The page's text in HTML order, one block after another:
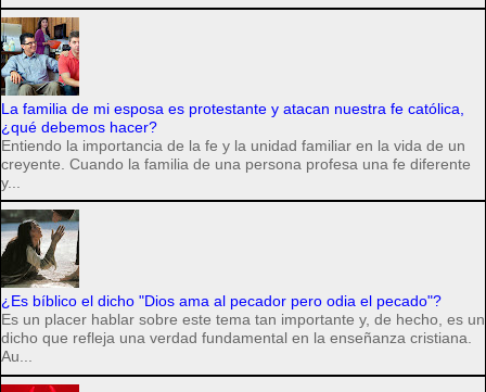
La familia de mi esposa es protestante y atacan nuestra fe católica,
¿qué debemos hacer?
Entiendo la importancia de la fe y la unidad familiar en la vida de un
creyente. Cuando la familia de una persona profesa una fe diferente
y...
¿Es bíblico el dicho "Dios ama al pecador pero odia el pecado"?
Es un placer hablar sobre este tema tan importante y, de hecho, es un
dicho que refleja una verdad fundamental en la enseñanza cristiana.
Au...